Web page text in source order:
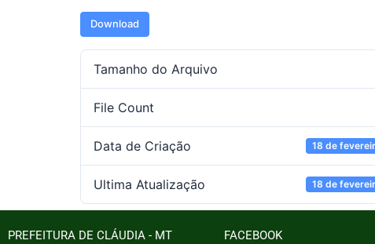
Download
Tamanho do Arquivo
File Count
Data de Criação 18 de
Ultima Atualização 18 de
PREFEITURA DE CLÁUDIA - MT FACEBOOK